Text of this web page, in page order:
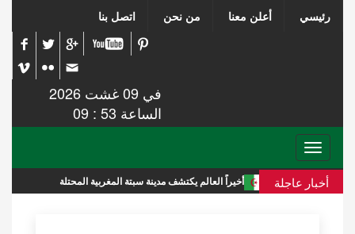
رئيسي أعلن معنا من نحن اتصل بنا
في 09 غشت 2026
الساعة 53 : 09
Toggle
navigation
أخبار عاجلةأخيراً العالم يكتشف مدينة سبتة المغربية المحتلة